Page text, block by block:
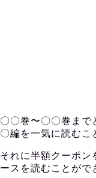
〇〇巻〜〇〇巻まで
〇編を一気に読むこ
それに半額クーポン
ースを読むことがで